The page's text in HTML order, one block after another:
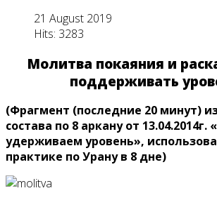
21 August 2019
Hits: 3283
Молитва покаяния и
поддерживать
(Фрагмент (последние 20 минут)
состава по 8 аркану от
удерживаем уровень»,
практике по Урану в 8 дне)